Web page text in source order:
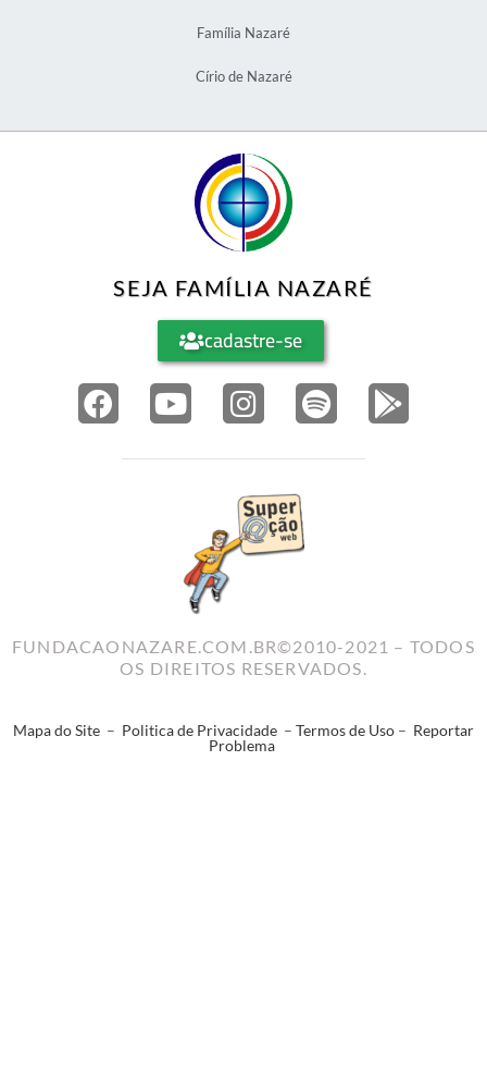
Família Nazaré
Círio de Nazaré
SEJA FAMÍLIA NAZARÉ
cadastre-se
FUNDACAONAZARE.COM.BR©2010-2021 – TODOS
OS DIREITOS RESERVADOS.
Mapa do Site – Politica de Privacidade – Termos de Uso – Reportar
Problema